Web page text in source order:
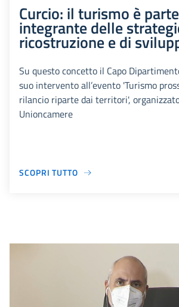
Curcio: il turismo è parte
integrante delle
ricostruzione e di
Su questo concetto il Capo
suo intervento all’evento 'Turismo
rilancio riparte dai territori',
Unioncamere
SCOPRI TUTTO